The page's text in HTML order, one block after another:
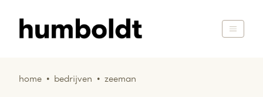
home • bedrijven • zeeman